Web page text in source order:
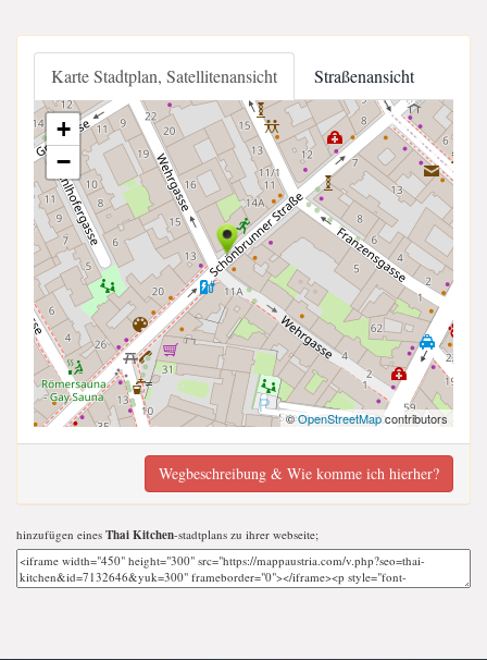
Karte Stadtplan, Satellitenansicht Straßenansicht
+
−
©OpenStreetMapcontributors
Wegbeschreibung & Wie komme ich hierher?
hinzufügen eines Thai Kitchen-stadtplans zu ihrer webseite;